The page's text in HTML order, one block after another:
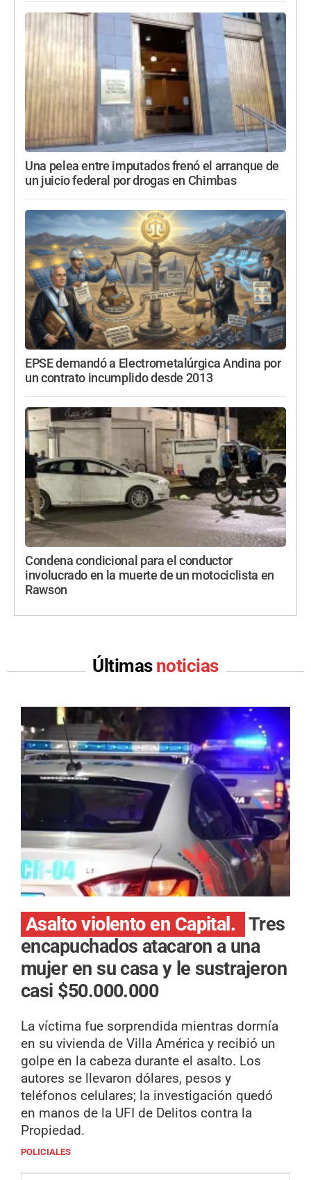
Una pelea entre imputados frenó el arranque de
un juicio federal por drogas en Chimbas
EPSE demandó a Electrometalúrgica Andina por
un contrato incumplido desde 2013
Condena condicional para el conductor
involucrado en la muerte de un motociclista en
Rawson
Últimas noticias
Asalto violento en Capital. Tres
encapuchados atacaron a una
mujer en su casa y le sustrajeron
casi $50.000.000
La víctima fue sorprendida mientras dormía
en su vivienda de Villa América y recibió un
golpe en la cabeza durante el asalto. Los
autores se llevaron dólares, pesos y
teléfonos celulares; la investigación quedó
en manos de la UFI de Delitos contra la
Propiedad.
POLICIALES